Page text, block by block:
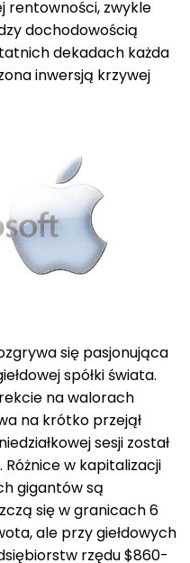
rentowności, zwykle
dochodowością
dekadach każda
inwersją krzywej
się pasjonująca
spółki świata.
na walorach
na krótko przejął
sesji został
w kapitalizacji
gigantów są
się w granicach 6
ale przy giełdowych
rzędu $860-